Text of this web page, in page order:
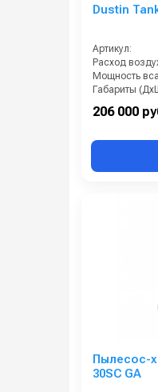
Dustin
Артикул:
Габариты
206 000
Пылесос-
30SC GA